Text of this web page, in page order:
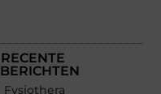
RECENTE
BERICHTEN
Fysiotherapeut